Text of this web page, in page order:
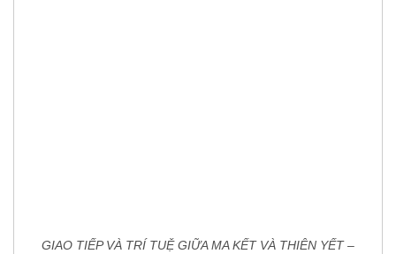
GIAO TIẾP VÀ TRÍ TUỆ GIỮA MA KẾT VÀ THIÊN YẾT –